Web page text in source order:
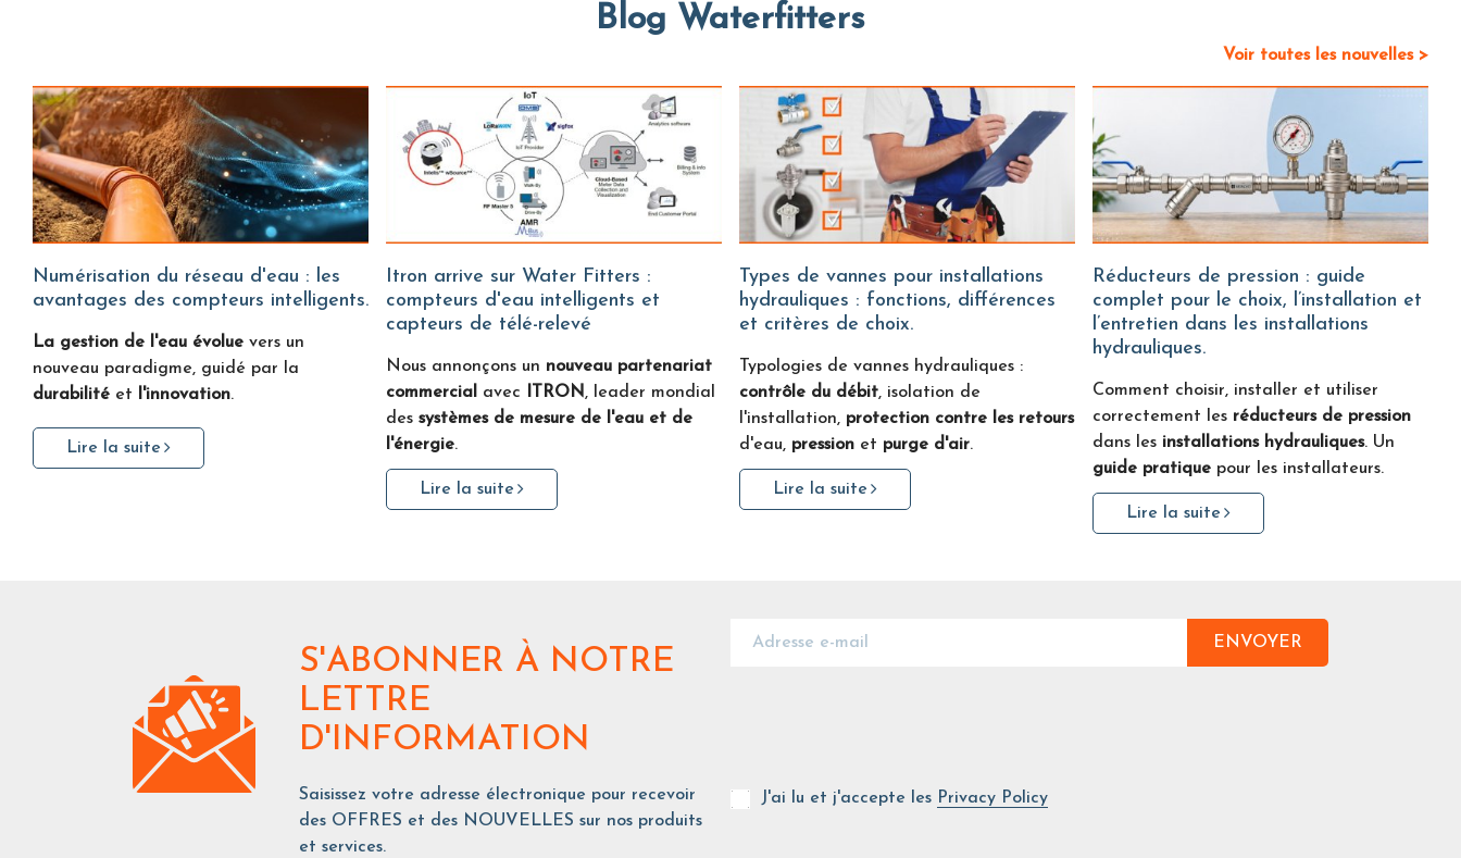
Blog Waterfitters
Voir toutes les nouvelles >
Numérisation du réseau d'eau : les
avantages des compteurs intelligents.
La gestion de l'eau évolue vers un
nouveau paradigme, guidé par la
durabilité et l'innovation.
Lire la suite
compteurs d'eau intelligents et
capteurs de télé-relevé
Nous annonçons un nouveau partenariat
commercial
avec ITRON, leader mondial
des systèmes de mesure de l'eau et de
l'énergie.
Lire la suite
Types de vannes pour installations
hydrauliques : fonctions, différences
et critères de choix.
Typologies de vannes hydrauliques :
contrôle du débit, isolation de
l'installation, protection contre les retours
d'eau, pression et purge d'air.
Lire la suite
Réducteurs de pression : guide
complet pour le choix, l’installation et
l’entretien dans les installations
hydrauliques.
Comment choisir, installer et utiliser
correctement les réducteurs de pression
dans les installations hydrauliques. Un
guide pratique pour les installateurs.
Lire la suite
S'ABONNER À NOTRE
LETTRE
D'INFORMATION
Saisissez votre adresse électronique pour recevoir
des OFFRES et des NOUVELLES sur nos produits
et services.
ENVOYER
J'ai lu et j'accepte les Privacy Policy